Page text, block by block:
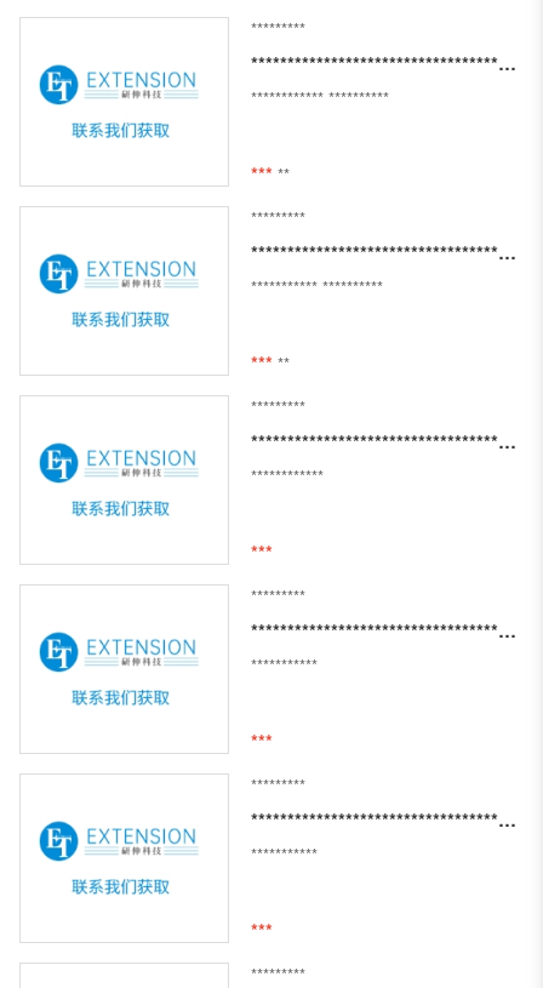
*********
**************************************************************
************ **********
*** **
*********
***********************************************************
*********** **********
*** **
*********
*****************************************************************************
************
***
*********
********************************************************************
***********
***
*********
*****************************************************************************
***********
***
*********